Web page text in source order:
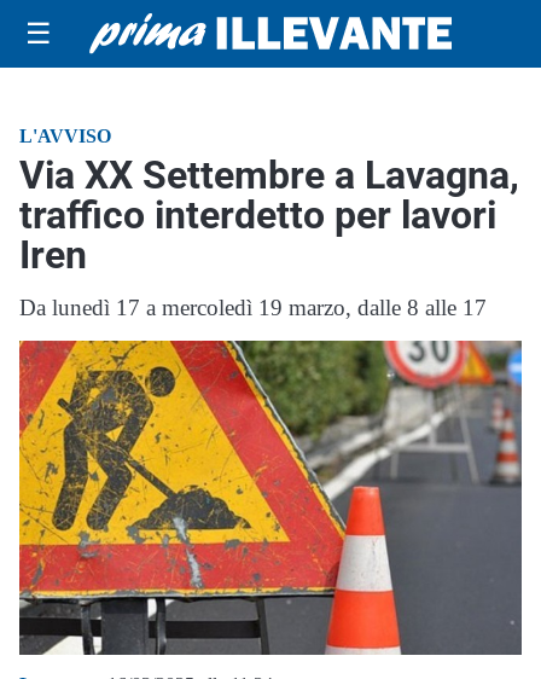
☰
L'AVVISO
Via XX Settembre a Lavagna,
traffico interdetto per lavori
Iren
Da lunedì 17 a mercoledì 19 marzo, dalle 8 alle 17